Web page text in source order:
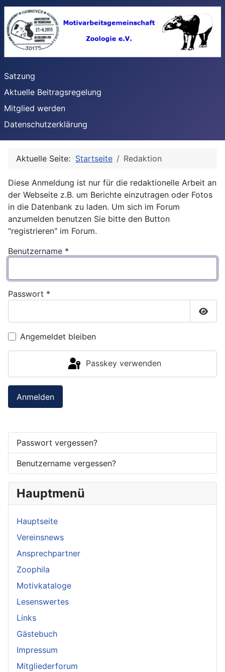
Satzung
Aktuelle Beitragsregelung
Mitglied werden
Datenschutzerklärung
Hauptmenü
Hauptseite
Vereinsnews
Ansprechpartner
Zoophila
Motivkataloge
Lesenswertes
Links
Gästebuch
Impressum
Mitgliederforum
Aktuelle Seite: Startseite Redaktion
Diese Anmeldung ist nur für die redaktionelle Arbeit an
der Webseite z.B. um Berichte einzutragen oder Fotos
in die Datenbank zu laden. Um sich im Forum
anzumelden benutzen Sie bitte den Button
"registrieren" im Forum.
Benutzername *
Passwort *
Angemeldet bleiben
Passkey verwenden
Anmelden
Passwort vergessen?
Benutzername vergessen?